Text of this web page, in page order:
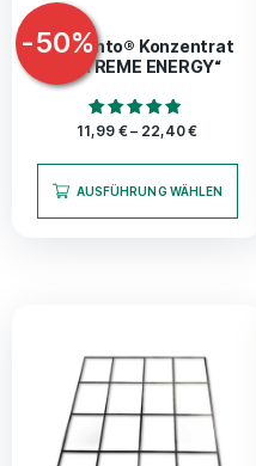
-50%
Bonsanto® Konzentrat
„EXTREME ENERGY“
Bewertet mit
11,99 €– 22,40€
AUSFÜHRUNG WÄHLEN